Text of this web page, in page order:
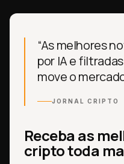
“As melhores
por IA e
move o
JORNAL CRIPTO
Receba as
cripto toda